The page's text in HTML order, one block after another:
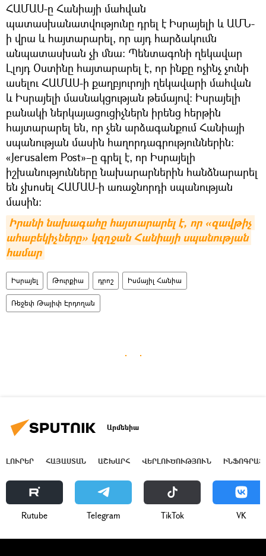
ՀԱՄԱՍ-ը Հանիայի մահվան
պատասխանատվությունը դրել է Իսրայելի և ԱՄՆ-
ի վրա և հայտարարել, որ այդ հարձակումն
անպատասխան չի մնա: Պենտագոնի ղեկավար
Լլոյդ Օստինը հայտարարել է, որ ինքը ոչինչ չունի
ասելու ՀԱՄԱՍ-ի քաղբյուրոյի ղեկավարի մահվան
և Իսրայելի մասնակցության թեմայով: Իսրայելի
բանակի ներկայացուցիչներն իրենց հերթին
հայտարարել են, որ չեն արձագանքում Հանիայի
սպանության մասին հաղորդագրություններին:
«Jerusalem Post»–ը գրել է, որ Իսրայելի
իշխանությունները նախարարներին հանձնարարել
են չխոսել ՀԱՄԱՍ-ի առաջնորդի սպանության
մասին:
Իրանի նախագահը հայտարարել է, որ «զավթիչ
ահաբեկիչները» կզղջան Հանիայի սպանության
համար
Իսրայել Թուրքիա դրոշ Իսմայիլ Հանիա
Ռեջեփ Թայիփ Էրդողան
Արմենիա
ԼՈՒՐԵՐ ՀԱՅԱՍՏԱՆ ԱՇԽԱՐՀ ՎԵՐԼՈՒԾՈՒԹՅՈՒՆ
Rutube Telegram ТikТоk VK